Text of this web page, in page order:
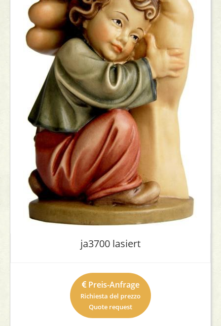
ja3700 lasiert
Preis-Anfrage
Richiesta del prezzo
Quote request